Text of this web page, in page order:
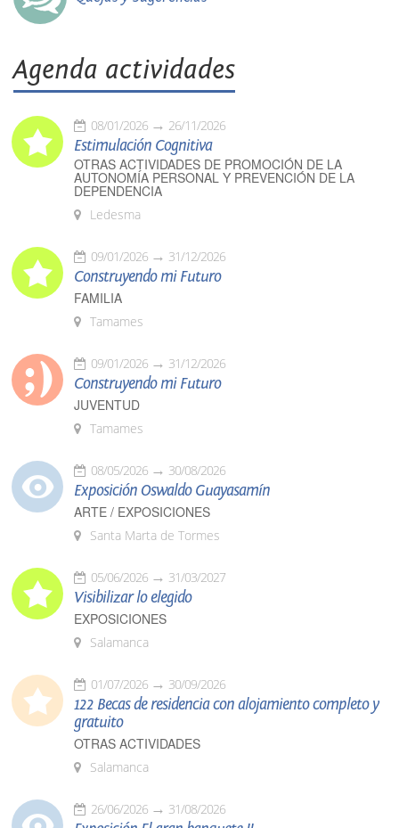
Agenda actividades
08/01/2026 26/11/2026
Estimulación Cognitiva
OTRAS ACTIVIDADES DE PROMOCIÓN DE LA
AUTONOMÍA PERSONAL Y PREVENCIÓN DE LA
DEPENDENCIA
Ledesma
09/01/2026 31/12/2026
Construyendo mi Futuro
FAMILIA
Tamames
09/01/2026 31/12/2026
Construyendo mi Futuro
JUVENTUD
Tamames
08/05/2026 30/08/2026
Exposición Oswaldo Guayasamín
ARTE / EXPOSICIONES
Santa Marta de Tormes
05/06/2026 31/03/2027
Visibilizar lo elegido
EXPOSICIONES
Salamanca
01/07/2026 30/09/2026
122 Becas de residencia con alojamiento completo y
gratuito
OTRAS ACTIVIDADES
Salamanca
26/06/2026 31/08/2026